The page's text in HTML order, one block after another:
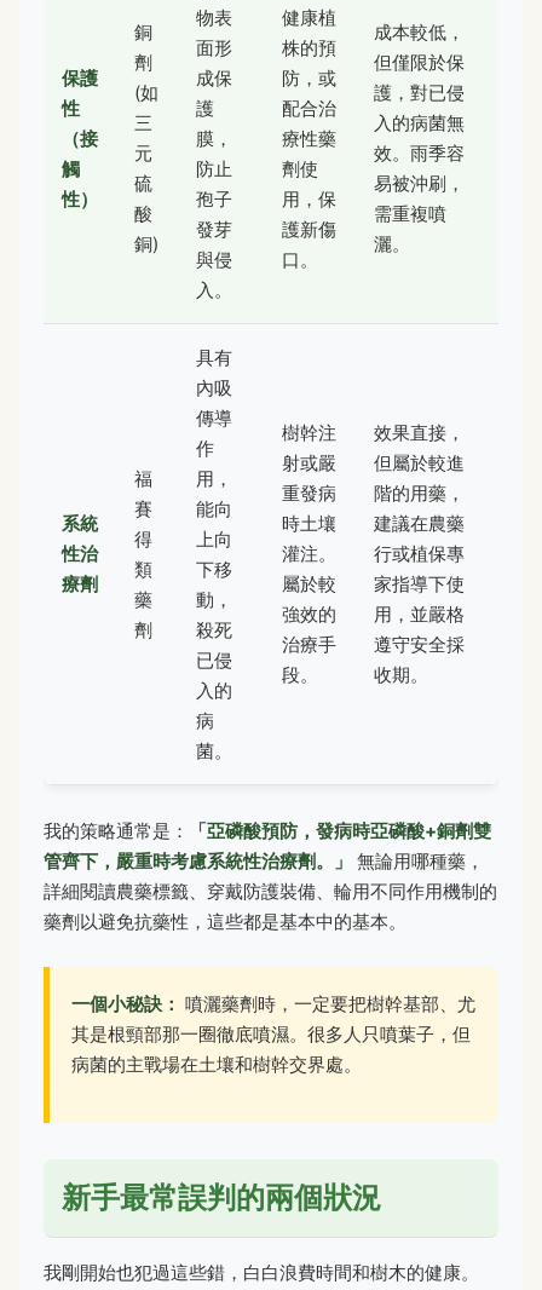
保護
性
（接
觸
性）
銅
劑
(如
三
元
硫
酸
銅)
物表
面形
成保
護
膜，
防止
孢子
發芽
與侵
入。
健康植
株的預
防，或
配合治
療性藥
劑使
用，保
護新傷
口。
成本較低，
但僅限於保
護，對已侵
入的病菌無
效。雨季容
易被沖刷，
需重複噴
灑。
系統
性治
療劑
福
賽
得
類
藥
劑
具有
內吸
傳導
作
用，
能向
上向
下移
動，
殺死
已侵
入的
病
菌。
樹幹注
射或嚴
重發病
時土壤
灌注。
屬於較
強效的
治療手
段。
效果直接，
但屬於較進
階的用藥，
建議在農藥
行或植保專
家指導下使
用，並嚴格
遵守安全採
收期。
我的策略通常是：
「亞磷酸預防，發病時亞磷酸+銅劑雙
管齊下，嚴重時考慮系統性治療劑。」
無論用哪種藥，
詳細閱讀農藥標籤、穿戴防護裝備、輪用不同作用機制的
藥劑以避免抗藥性，這些都是基本中的基本。
一個小秘訣： 噴灑藥劑時，一定要把樹幹基部、尤
其是根頸部那一圈徹底噴濕。很多人只噴葉子，但
病菌的主戰場在土壤和樹幹交界處。
新手最常誤判的兩個狀況
我剛開始也犯過這些錯，白白浪費時間和樹木的健康。